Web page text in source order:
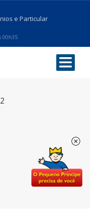
e Particular
00h35